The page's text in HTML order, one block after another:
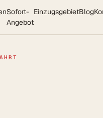
Sofort-
Angebot
EinzugsgebietBlog